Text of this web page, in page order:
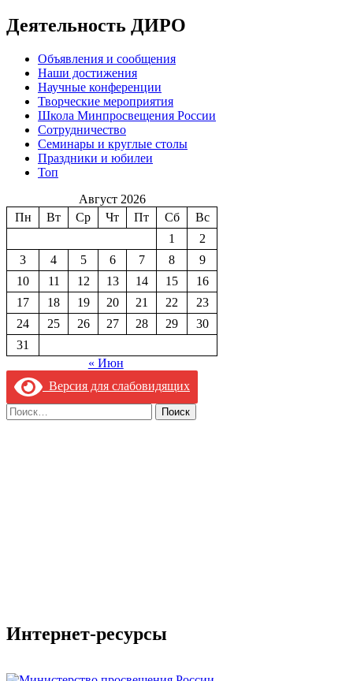
Деятельность ДИРО
Объявления и сообщения
Наши достижения
Научные конференции
Творческие мероприятия
Школа Минпросвещения России
Сотрудничество
Семинары и круглые столы
Праздники и юбилеи
Топ
Август 2026
Пн
Вт Ср Чт Пт Сб
Вс
1
2
3
4 5 6 7 8
9
10
11 12 13 14 15
16
17
18 19 20 21 22
23
24
25 26 27 28 29
30
31
« Июн
Версия для слабовидящих
Найти:
Интернет-ресурсы